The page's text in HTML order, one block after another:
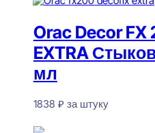
Orac Decor FX
EXTRA
мл
1838 ₽ за штуку